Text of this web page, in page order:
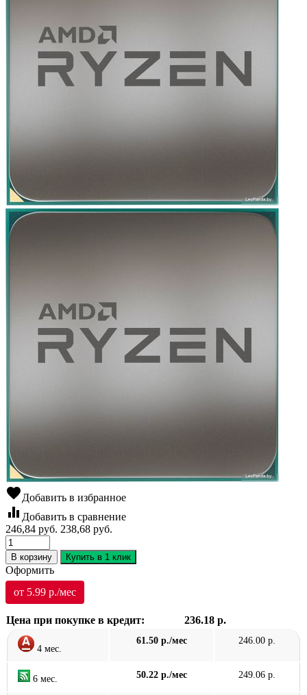
favoriteДобавить в избранное
equalizer Добавить в сравнение
246,84 руб. 238,68 руб.
В корзину Купить в 1 клик
Оформить
от 5.99 р./мес
Цена при покупке в кредит: 236.18 р.
4 мес.
61.50 р./мес 246.00 р.
6 мес. 50.22 р./мес 249.06 р.